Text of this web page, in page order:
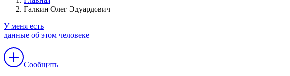
Галкин Олег Эдуардович
У меня есть
данные об этом человеке
Сообщить